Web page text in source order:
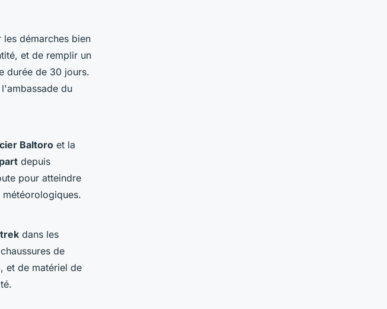
démarches bien
et de remplir un
durée de 30 jours.
du
Baltoro et la
depuis
pour atteindre
trek dans les
de
, et de matériel de